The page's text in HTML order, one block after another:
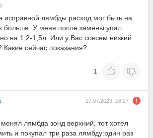
исправной лямбды расход мог быть на
больше. У меня после замены упал
на 1,2-1,5л. Или у Вас совсем низкий
Какие сейчас показания?
1
17.07.2023, 18:27
менял лямбда зонд верхний, тот хотел
и покупал три раза лямбду:один раз